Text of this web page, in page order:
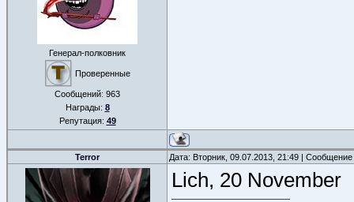
Генерал-полковник
Проверенные
Сообщений: 963
Награды: 8
Репутация: 49
Terror Дата: Вторник, 09.07.2013, 21:49 |
Lich, 20 November